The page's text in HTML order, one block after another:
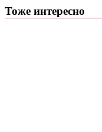
Тоже интересно